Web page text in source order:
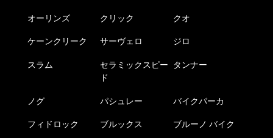
オーリンズ クリック クオ
ケーンクリーク サーヴェロ ジロ
スラム
セラミックスピー
ド
タンナー
ノグ パシュレー バイクパーカ
フィドロック ブルックス ブルーノ バイク